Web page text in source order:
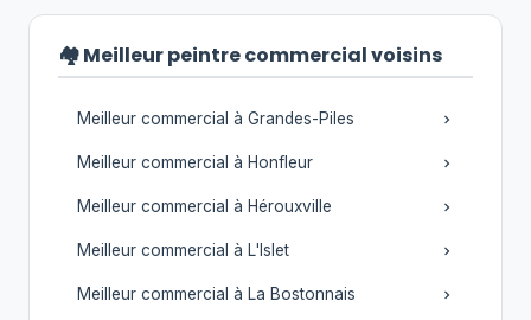
🏘️ Meilleur peintre commercial voisins
Meilleur commercial à Grandes-Piles
Meilleur commercial à Honfleur
Meilleur commercial à Hérouxville
Meilleur commercial à L'Islet
Meilleur commercial à La Bostonnais